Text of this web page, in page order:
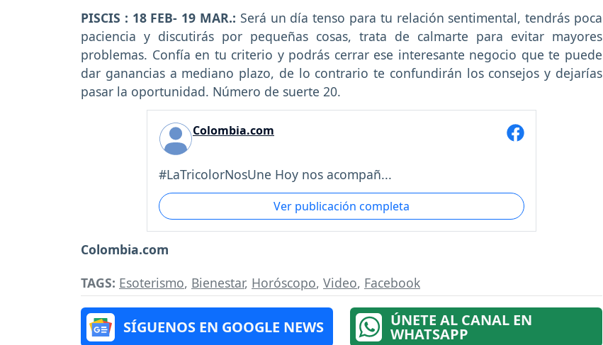
PISCIS : 18 FEB- 19 MAR.: Será un día tenso para tu relación sentimental, tendrás poca
paciencia y discutirás por pequeñas cosas, trata de calmarte para evitar mayores
problemas. Confía en tu criterio y podrás cerrar ese interesante negocio que te puede
dar ganancias a mediano plazo, de lo contrario te confundirán los consejos y dejarías
pasar la oportunidad. Número de suerte 20.
Colombia.com
#LaTricolorNosUne Hoy nos acompañ...
Ver publicación completa
Colombia.com
TAGS: Esoterismo, Bienestar, Horóscopo, Video, Facebook
SÍGUENOS EN GOOGLE NEWS ÚNETE AL CANAL EN
WHATSAPP